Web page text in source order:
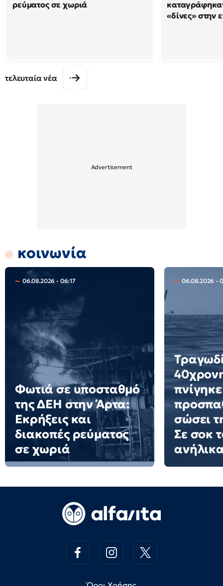
ρεύματος σε χωριά
«δίνες» στην
τελευταία νέα
κοινωνία
06.08.2026 - 06:17
Φωτιά σε υποσταθμό
της ΔΕΗ στην Άρτα:
Εκρήξεις και
διακοπές ρεύματος
σε χωριά
06.08.2026 -
πνίγηκε
σώσει
Σε σοκ